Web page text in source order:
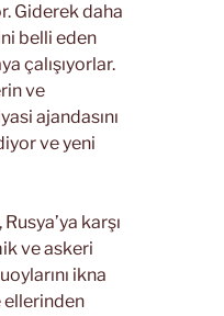
Giderek daha
belli eden
çalışıyorlar.
ve
ajandasını
ve yeni
karşı
ve askeri
ikna
ellerinden